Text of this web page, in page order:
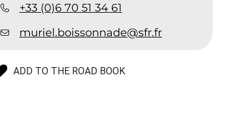
+33 (0)6 70 51 34 61
muriel.boissonnade@sfr.fr
ADD TO THE ROAD BOOK